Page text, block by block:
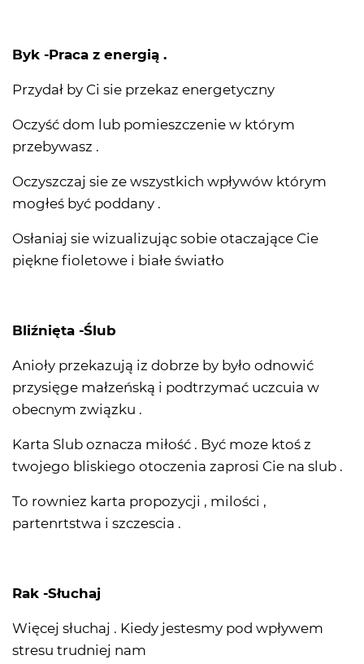
Byk -Praca z energią .
Przydał by Ci sie przekaz energetyczny
Oczyść dom lub pomieszczenie w którym
przebywasz .
Oczyszczaj sie ze wszystkich wpływów którym
mogłeś być poddany .
Osłaniaj sie wizualizując sobie otaczające Cie
piękne fioletowe i białe światło
Bliźnięta -Ślub
Anioły przekazują iz dobrze by było odnowić
przysięge małzeńską i podtrzymać uczcuia w
obecnym związku .
Karta Slub oznacza miłość . Być moze ktoś z
twojego bliskiego otoczenia zaprosi Cie na slub .
To rowniez karta propozycji , milości ,
partenrtstwa i szczescia .
Rak -Słuchaj
Więcej słuchaj . Kiedy jestesmy pod wpływem
stresu trudniej nam